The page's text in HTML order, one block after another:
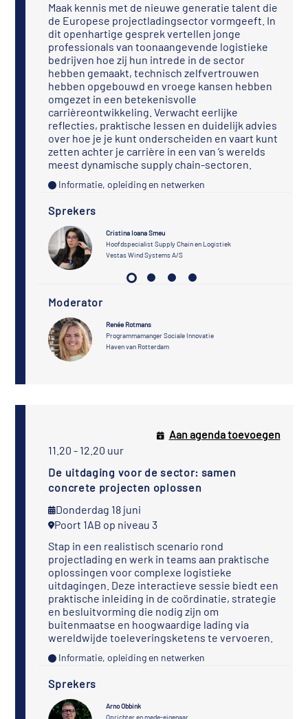
Maak kennis met de nieuwe generatie talent die
de Europese projectladingsector vormgeeft. In
dit openhartige gesprek vertellen jonge
professionals van toonaangevende logistieke
bedrijven hoe zij hun intrede in de sector
hebben gemaakt, technisch zelfvertrouwen
hebben opgebouwd en vroege kansen hebben
omgezet in een betekenisvolle
carrièreontwikkeling. Verwacht eerlijke
reflecties, praktische lessen en duidelijk advies
over hoe je je kunt onderscheiden en vaart kunt
zetten achter je carrière in een van ’s werelds
meest dynamische supply chain-sectoren.
Informatie, opleiding en netwerken
Sprekers
Cristina Ioana Smeu
Hoofdspecialist Supply Chain en Logistiek
Vestas Wind Systems A/S
Moderator
Renée Rotmans
Programmamanger Sociale Innovatie
Haven van Rotterdam
11.20 - 12.20 uur
De uitdaging voor de sector: samen
concrete projecten oplossen
Donderdag 18 juni
Poort 1AB op niveau 3
Aan agenda toevoegen
Stap in een realistisch scenario rond
projectlading en werk in teams aan praktische
oplossingen voor complexe logistieke
uitdagingen. Deze interactieve sessie biedt een
praktische inleiding in de coördinatie, strategie
en besluitvorming die nodig zijn om
buitenmaatse en hoogwaardige lading via
wereldwijde toeleveringsketens te vervoeren.
Informatie, opleiding en netwerken
Sprekers
Arno Obbink
Oprichter en mede-eigenaar